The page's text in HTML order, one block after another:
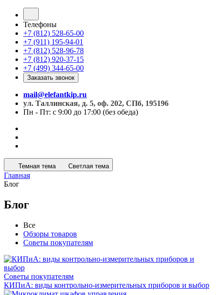
Телефоны
+7 (812) 528-65-00
+7 (911) 195-94-01
+7 (812) 528-96-78
+7 (812) 920-37-15
+7 (499) 344-65-00
Заказать звонок
mail@elefantkip.ru
ул. Таллинская, д. 5, оф. 202, СПб, 195196
Пн - Пт: с 9:00 до 17:00 (без обеда)
Темная тема Светлая тема
Главная
Блог
Блог
Все
Обзоры товаров
Советы покупателям
Советы покупателям
КИПиА: виды контрольно-измерительных приборов и выбор